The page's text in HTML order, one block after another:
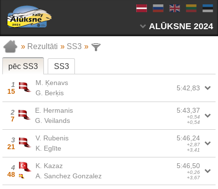
ALŪKSNE 2024
» Rezultāti » SS3 »
pēc SS3 SS3
1
15
M. Ķenavs
G. Berķis
5:42,83
2
7
E. Hermanis
G. Veilands
5:43,37
+0,54
+0,54
3
21
V. Rubenis
K. Eglīte
5:46,24
+2,87
+3,41
4
48
K. Kazaz
A. Sanchez Gonzalez
5:46,50
+0,26
+3,67